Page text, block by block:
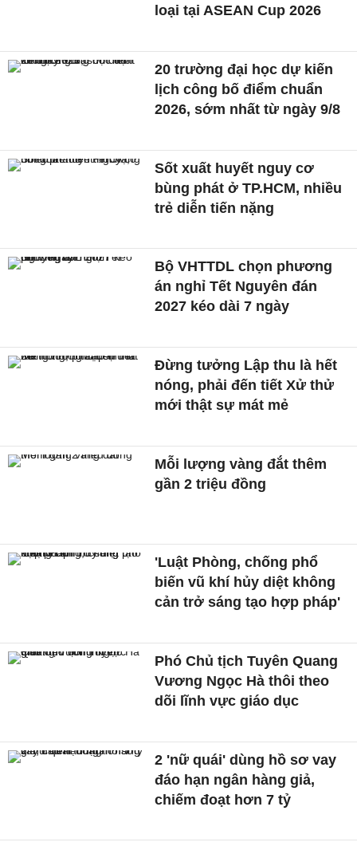
loại tại ASEAN Cup 2026
20 trường đại học dự kiến
lịch công bố điểm chuẩn
2026, sớm nhất từ ngày 9/8
Sốt xuất huyết nguy cơ
bùng phát ở TP.HCM, nhiều
trẻ diễn tiến nặng
Bộ VHTTDL chọn phương
án nghỉ Tết Nguyên đán
2027 kéo dài 7 ngày
Đừng tưởng Lập thu là hết
nóng, phải đến tiết Xử thử
mới thật sự mát mẻ
Mỗi lượng vàng đắt thêm
gần 2 triệu đồng
'Luật Phòng, chống phổ
biến vũ khí hủy diệt không
cản trở sáng tạo hợp pháp'
Phó Chủ tịch Tuyên Quang
Vương Ngọc Hà thôi theo
dõi lĩnh vực giáo dục
2 'nữ quái' dùng hồ sơ vay
đáo hạn ngân hàng giả,
chiếm đoạt hơn 7 tỷ